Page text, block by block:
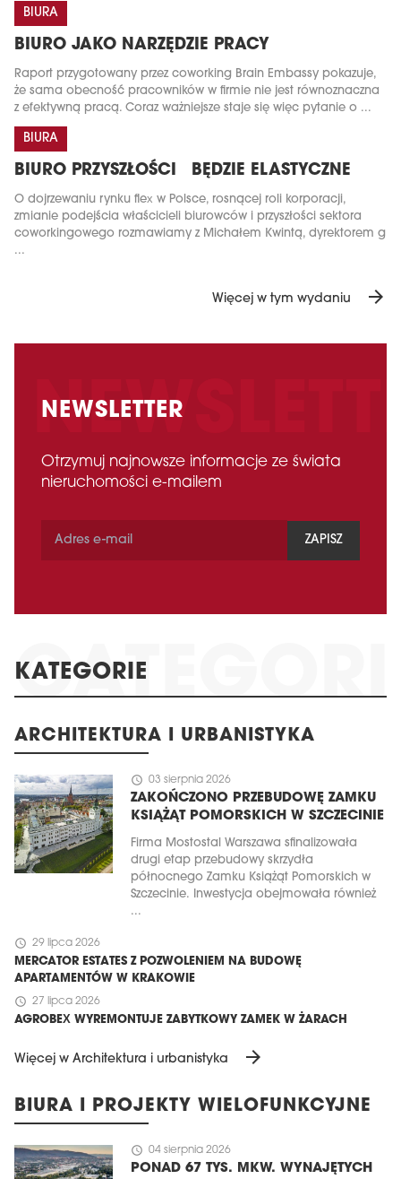
BIURA
BIURO JAKO NARZĘDZIE PRACY
Raport przygotowany przez coworking Brain Embassy pokazuje,
że sama obecność pracowników w firmie nie jest równoznaczna
z efektywną pracą. Coraz ważniejsze staje się więc pytanie o ...
BIURA
BIURO PRZYSZŁOŚCI BĘDZIE ELASTYCZNE
O dojrzewaniu rynku flex w Polsce, rosnącej roli korporacji,
zmianie podejścia właścicieli biurowców i przyszłości sektora
coworkingowego rozmawiamy z Michałem Kwintą, dyrektorem g
...
Więcej w tym wydaniu arrow_forward
NEWSLETTER
Otrzymuj najnowsze informacje ze świata
nieruchomości e-mailem
ZAPISZ
KATEGORIE
ARCHITEKTURA I URBANISTYKA
schedule 03 sierpnia 2026
ZAKOŃCZONO PRZEBUDOWĘ ZAMKU
KSIĄŻĄT POMORSKICH W SZCZECINIE
Firma Mostostal Warszawa sfinalizowała
drugi etap przebudowy skrzydła
północnego Zamku Książąt Pomorskich w
Szczecinie. Inwestycja obejmowała również
...
schedule 29 lipca 2026
MERCATOR ESTATES Z POZWOLENIEM NA BUDOWĘ
APARTAMENTÓW W KRAKOWIE
schedule 27 lipca 2026
AGROBEX WYREMONTUJE ZABYTKOWY ZAMEK W ŻARACH
Więcej w Architektura i urbanistyka arrow_forward
BIURA I PROJEKTY WIELOFUNKCYJNE
schedule 04 sierpnia 2026
PONAD 67 TYS. MKW. WYNAJĘTYCH